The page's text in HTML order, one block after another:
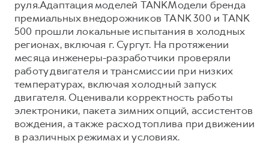
руля.Адаптация моделей TANKМодели бренда
премиальных внедорожников TANK 300 и TANK
500 прошли локальные испытания в холодных
регионах, включая г. Сургут. На протяжении
месяца инженеры-разработчики проверяли
работу двигателя и трансмиссии при низких
температурах, включая холодный запуск
двигателя. Оценивали корректность работы
электроники, пакета зимних опций, ассистентов
вождения, а также расход топлива при движении
в различных режимах и условиях.